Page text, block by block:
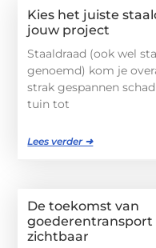
Kies het juiste
jouw project
Staaldraad (ook wel
genoemd) kom je
strak gespannen
tuin tot
Lees verder ➜
De toekomst van
goederentransport
zichtbaar